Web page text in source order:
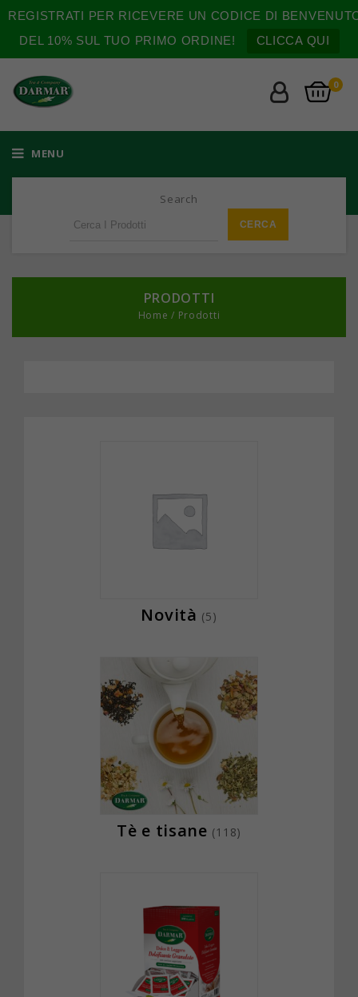
REGISTRATI PER RICEVERE UN CODICE DI
DEL 10% SUL TUO PRIMO ORDINE!
CLICCA QUI
0
MENU
Search
PRODOTTI
Home / Prodotti
Novità (5)
Tè e tisane (118)